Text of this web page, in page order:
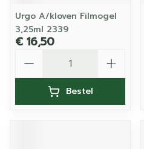
Urgo A/kloven Filmogel
3,25ml 2339
€ 16,50
Bestel